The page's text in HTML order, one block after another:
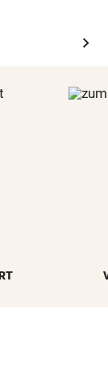
chevron_right